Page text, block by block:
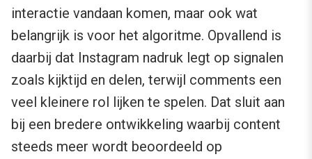
interactie vandaan komen, maar ook wat
belangrijk is voor het algoritme. Opvallend is
daarbij dat Instagram nadruk legt op signalen
zoals kijktijd en delen, terwijl comments een
veel kleinere rol lijken te spelen. Dat sluit aan
bij een bredere ontwikkeling waarbij content
steeds meer wordt beoordeeld op